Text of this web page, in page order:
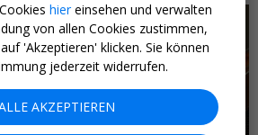
hiereinsehen und verwalten
von allen Cookies zustimmen,
'Akzeptieren' klicken. Sie können
jederzeit widerrufen.
AKZEPTIEREN